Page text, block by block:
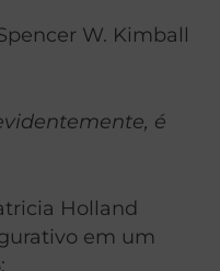
W. Kimball
é
Holland
em um